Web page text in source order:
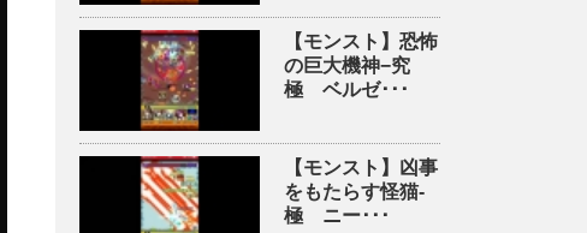
【モンスト】恐怖
の巨大機神−究
極 ベルゼ･･･
【モンスト】凶事
をもたらす怪猫-
極 ニー･･･